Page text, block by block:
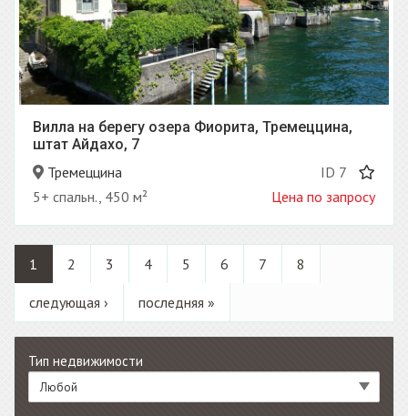
Вилла на берегу озера Фиорита, Тремеццина,
штат Айдахо, 7
Тремеццина
ID 7
5+ спальн., 450 м²
Цена по запросу
1 2 3 4 5 6 7 8
следующая › последняя »
Тип недвижимости
Любой